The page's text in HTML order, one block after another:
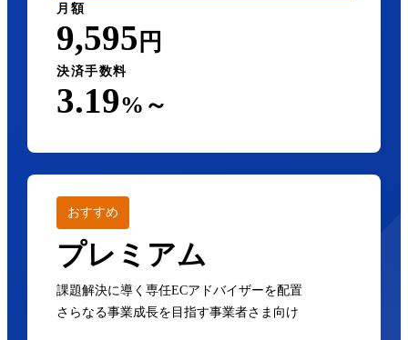
月額
9,595 円
決済手数料
3.19%～
おすすめ
プレミアム
課題解決に導く専任ECアドバイザーを配置
さらなる事業成長を目指す事業者さま向け